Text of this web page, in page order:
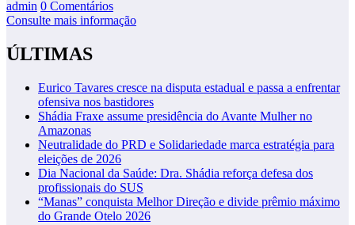
admin 0 Comentários
Consulte mais informação
ÚLTIMAS
Eurico Tavares cresce na disputa estadual e passa a enfrentar
ofensiva nos bastidores
Shádia Fraxe assume presidência do Avante Mulher no
Amazonas
Neutralidade do PRD e Solidariedade marca estratégia para
eleições de 2026
Dia Nacional da Saúde: Dra. Shádia reforça defesa dos
profissionais do SUS
“Manas” conquista Melhor Direção e divide prêmio máximo
do Grande Otelo 2026